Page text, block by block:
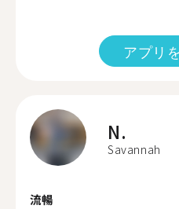
アプリ
N.
Savannah
流暢